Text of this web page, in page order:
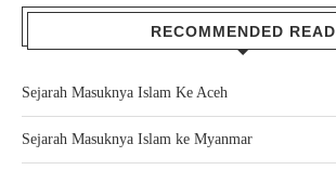
RECOMMENDED READ
Sejarah Masuknya Islam Ke Aceh
Sejarah Masuknya Islam ke Myanmar